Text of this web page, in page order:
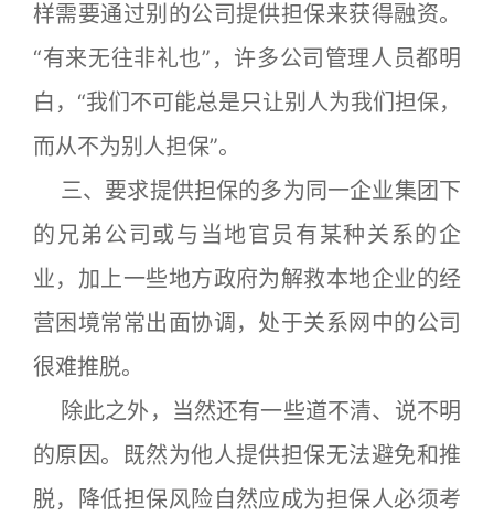
样需要通过别的公司提供担保来获得融资。
“有来无往非礼也”，许多公司管理人员都明
白，“我们不可能总是只让别人为我们担保，
而从不为别人担保”。
三、要求提供担保的多为同一企业集团下
的兄弟公司或与当地官员有某种关系的企
业，加上一些地方政府为解救本地企业的经
营困境常常出面协调，处于关系网中的公司
很难推脱。
除此之外，当然还有一些道不清、说不明
的原因。既然为他人提供担保无法避免和推
脱，降低担保风险自然应成为担保人必须考